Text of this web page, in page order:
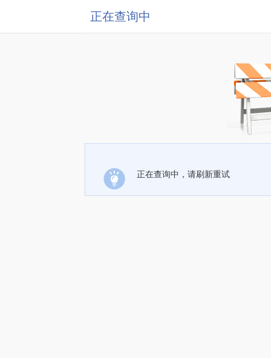
正在查询中
正在查询中，请刷新重试